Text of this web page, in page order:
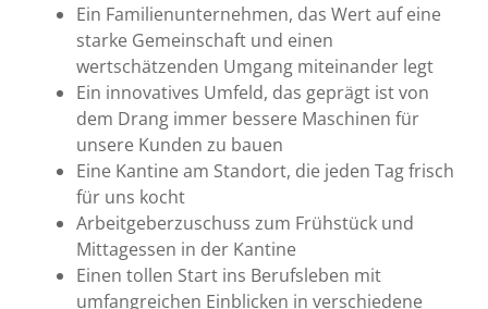
Ein Familienunternehmen, das Wert auf eine
starke Gemeinschaft und einen
wertschätzenden Umgang miteinander legt
Ein innovatives Umfeld, das geprägt ist von
dem Drang immer bessere Maschinen für
unsere Kunden zu bauen
Eine Kantine am Standort, die jeden Tag frisch
für uns kocht
Arbeitgeberzuschuss zum Frühstück und
Mittagessen in der Kantine
Einen tollen Start ins Berufsleben mit
umfangreichen Einblicken in verschiedene